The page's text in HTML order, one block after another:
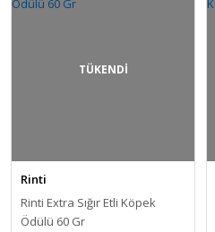
TÜKENDİ
Rinti
Rinti Extra Sığır Etli Köpek
Ödülü 60 Gr